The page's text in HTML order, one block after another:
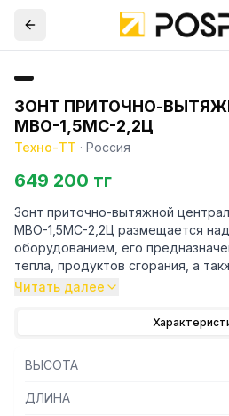
ЗОНТ ПРИТОЧНО-
МВО-1,5МС-2,2Ц
Техно-ТТ · Россия
649 200 тг
Зонт приточно-вытяжной
МВО-1,5МС-2,2Ц размещается
оборудованием, его
тепла, продуктов сгорания, а
воздуха, что благоприятно
предметах мебели и кухонной
оборудование формирует
защищает сотрудников горячего
Читать далее
ВЫСОТА
ДЛИНА